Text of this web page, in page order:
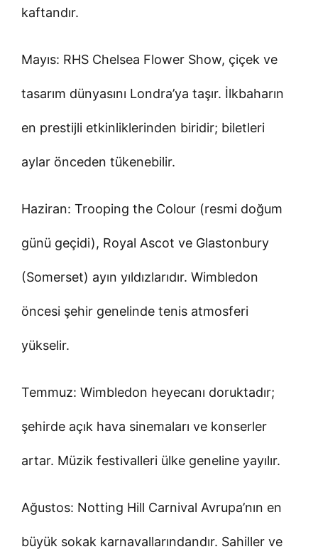
kaftandır.
Mayıs: RHS Chelsea Flower Show, çiçek ve
tasarım dünyasını Londra’ya taşır. İlkbaharın
en prestijli etkinliklerinden biridir; biletleri
aylar önceden tükenebilir.
Haziran: Trooping the Colour (resmi doğum
günü geçidi), Royal Ascot ve Glastonbury
(Somerset) ayın yıldızlarıdır. Wimbledon
öncesi şehir genelinde tenis atmosferi
yükselir.
Temmuz: Wimbledon heyecanı doruktadır;
şehirde açık hava sinemaları ve konserler
artar. Müzik festivalleri ülke geneline yayılır.
Ağustos: Notting Hill Carnival Avrupa’nın en
büyük sokak karnavallarındandır. Sahiller ve